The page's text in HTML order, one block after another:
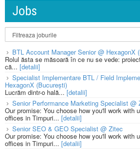
Jobs
BTL Account Manager Senior @ HexagonX
Rolul ăsta se măsoară în ce nu se vede:
că... [detalii]
Specialist Implementare BTL / Field
HexagonX (București)
Lucrăm dintr-o hală...[detalii]
Senior Performance Marketing Specialist @
Our promise: You choose how you'll work with
offices in Timpuri... [detalii]
Senior SEO & GEO Specialist @ Zitec
Our promise: You choose how you'll work with
offices in Timpuri... [detalii]